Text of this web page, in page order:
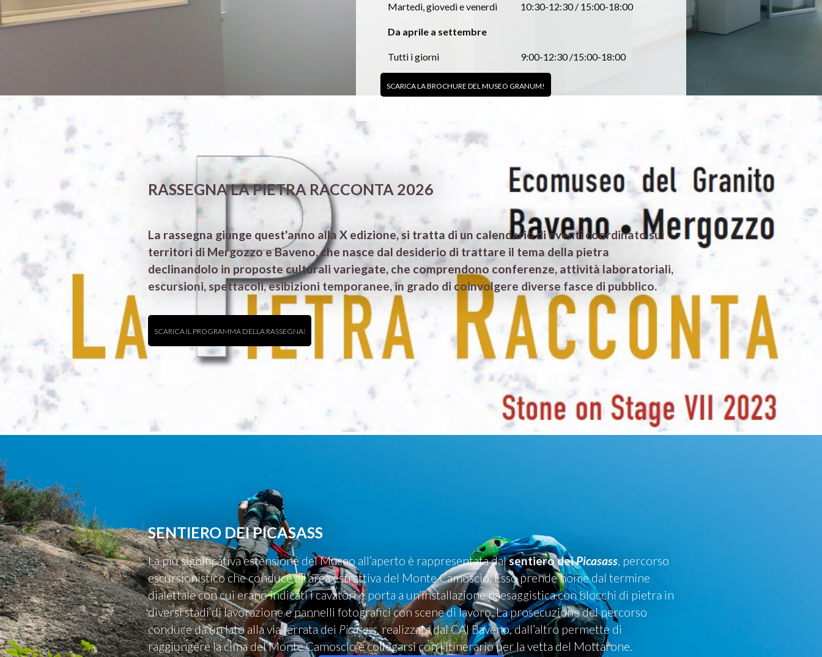
Martedì, giovedì e venerdì 10:30-12:30 / 15:00-18:00
Da aprile a settembre
Tutti i giorni 9:00-12:30 /15:00-18:00
SCARICA LA BROCHURE DEL MUSEO GRANUM!
RASSEGNA LA PIETRA RACCONTA 2026
La rassegna giunge quest'anno alla X edizione, si tratta di un calendario di eventi coordinato sui
territori di Mergozzo e Baveno, che nasce dal desiderio di trattare il tema della pietra
declinandolo in proposte culturali variegate, che comprendono conferenze, attività laboratoriali,
escursioni, spettacoli, esibizioni temporanee, in grado di coinvolgere diverse fasce di pubblico.
SCARICA IL PROGRAMMA DELLA RASSEGNA!
SENTIERO DEI PICASASS
La più significativa estensione del Museo all’aperto è rappresentata dalsentiero deiPicasass, percorso
escursionistico che conduce all’area estrattiva del Monte Camoscio. Esso prende nome dal termine
dialettale con cui erano indicati i cavatori e porta a un’installazione paesaggistica con blocchi di pietra in
diversi stadi di lavorazione e pannelli fotografici con scene di lavoro. La prosecuzione del percorso
conduce da un lato alla via ferrata dei Picasass, realizzata dal CAI Baveno, dall’altro permette di
raggiungere la cima del Monte Camoscio e collegarsi con l’itinerario per la vetta del Mottarone.